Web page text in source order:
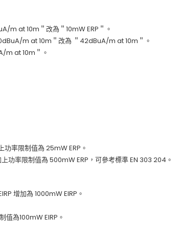
at 10m＂改為＂10mW ERP＂。
m at 10m＂改為 ＂42dBuA/m at 10m＂。
m at 10m＂。
率限制值為 25mW ERP。
率限制值為 500mW ERP，可參考標準 EN 303 204。
增加為 1000mW EIRP。
為100mW EIRP。